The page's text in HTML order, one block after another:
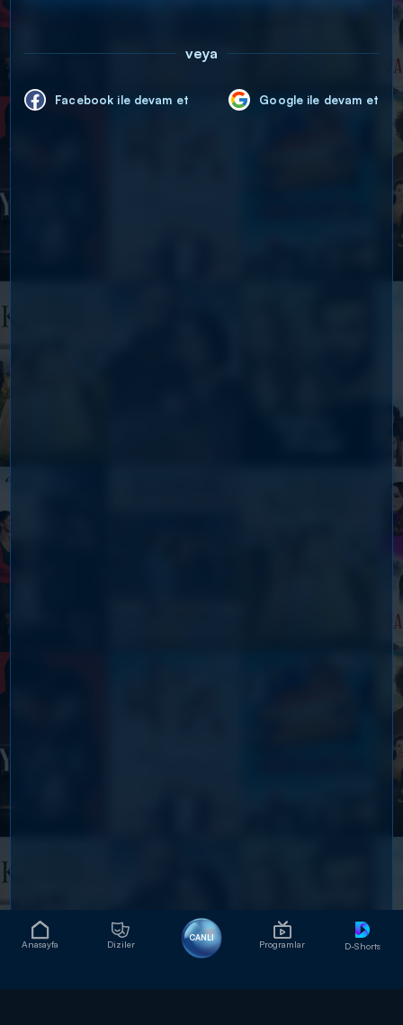
Anasayfa Diziler
CANLI
Programlar D-Shorts
veya
Facebook ile devam et Google ile devam et